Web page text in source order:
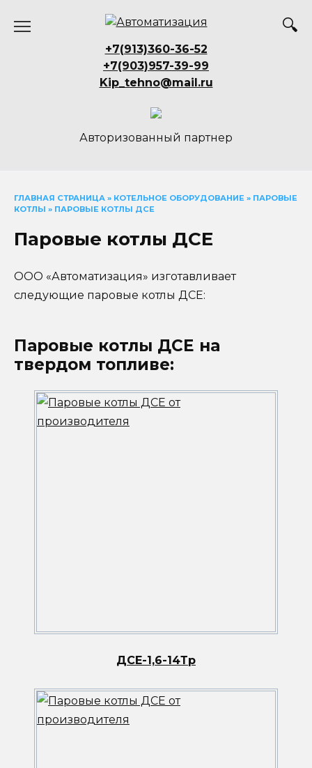
+7(913)360-36-52
+7(903)957-39-99
Kip_tehno@mail.ru
Авторизованный партнер
ГЛАВНАЯ СТРАНИЦА » КОТЕЛЬНОЕ ОБОРУДОВАНИЕ » ПАРОВЫЕ
КОТЛЫ » ПАРОВЫЕ КОТЛЫ ДСЕ
Паровые котлы ДСЕ
ООО «Автоматизация» изготавливает
следующие паровые котлы ДСЕ:
Паровые котлы ДСЕ на
твердом топливе:
ДСЕ-1,6-14Тр